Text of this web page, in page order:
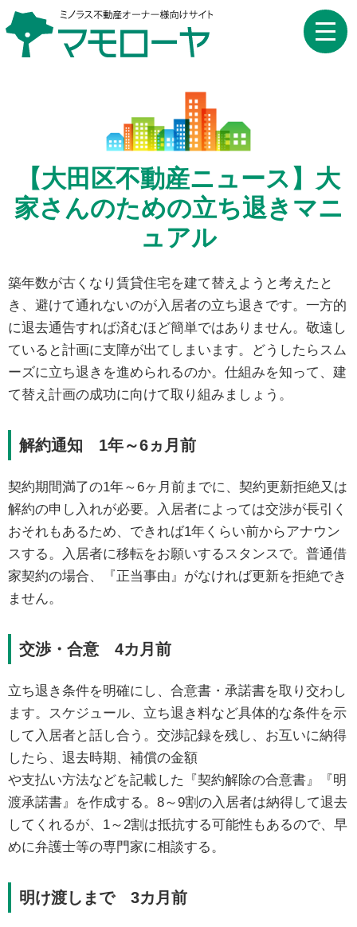
toggle
【大田区不動産ニュース】大
家さんのための立ち退きマニ
ュアル
築年数が古くなり賃貸住宅を建て替えようと考えたと
き、避けて通れないのが入居者の立ち退きです。一方的
に退去通告すれば済むほど簡単ではありません。敬遠し
ていると計画に支障が出てしまいます。どうしたらスム
ーズに立ち退きを進められるのか。仕組みを知って、建
て替え計画の成功に向けて取り組みましょう。
解約通知 1年～6ヵ月前
契約期間満了の1年～6ヶ月前までに、契約更新拒絶又は
解約の申し入れが必要。入居者によっては交渉が長引く
おそれもあるため、できれば1年くらい前からアナウン
スする。入居者に移転をお願いするスタンスで。普通借
家契約の場合、『正当事由』がなければ更新を拒絶でき
ません。
交渉・合意 4カ月前
立ち退き条件を明確にし、合意書・承諾書を取り交わし
ます。スケジュール、立ち退き料など具体的な条件を示
して入居者と話し合う。交渉記録を残し、お互いに納得
したら、退去時期、補償の金額
や支払い方法などを記載した『契約解除の合意書』『明
渡承諾書』を作成する。8～9割の入居者は納得して退去
してくれるが、1～2割は抵抗する可能性もあるので、早
めに弁護士等の専門家に相談する。
明け渡しまで 3カ月前